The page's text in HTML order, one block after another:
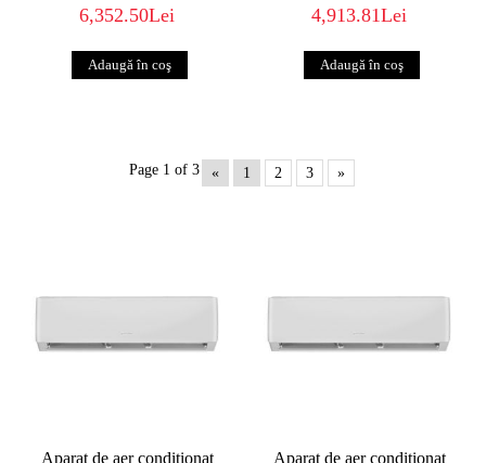
6,352.50Lei 4,913.81Lei
Page 1 of 3 « 1 2 3 »
Aparat de aer conditionat
Aparat de aer conditionat